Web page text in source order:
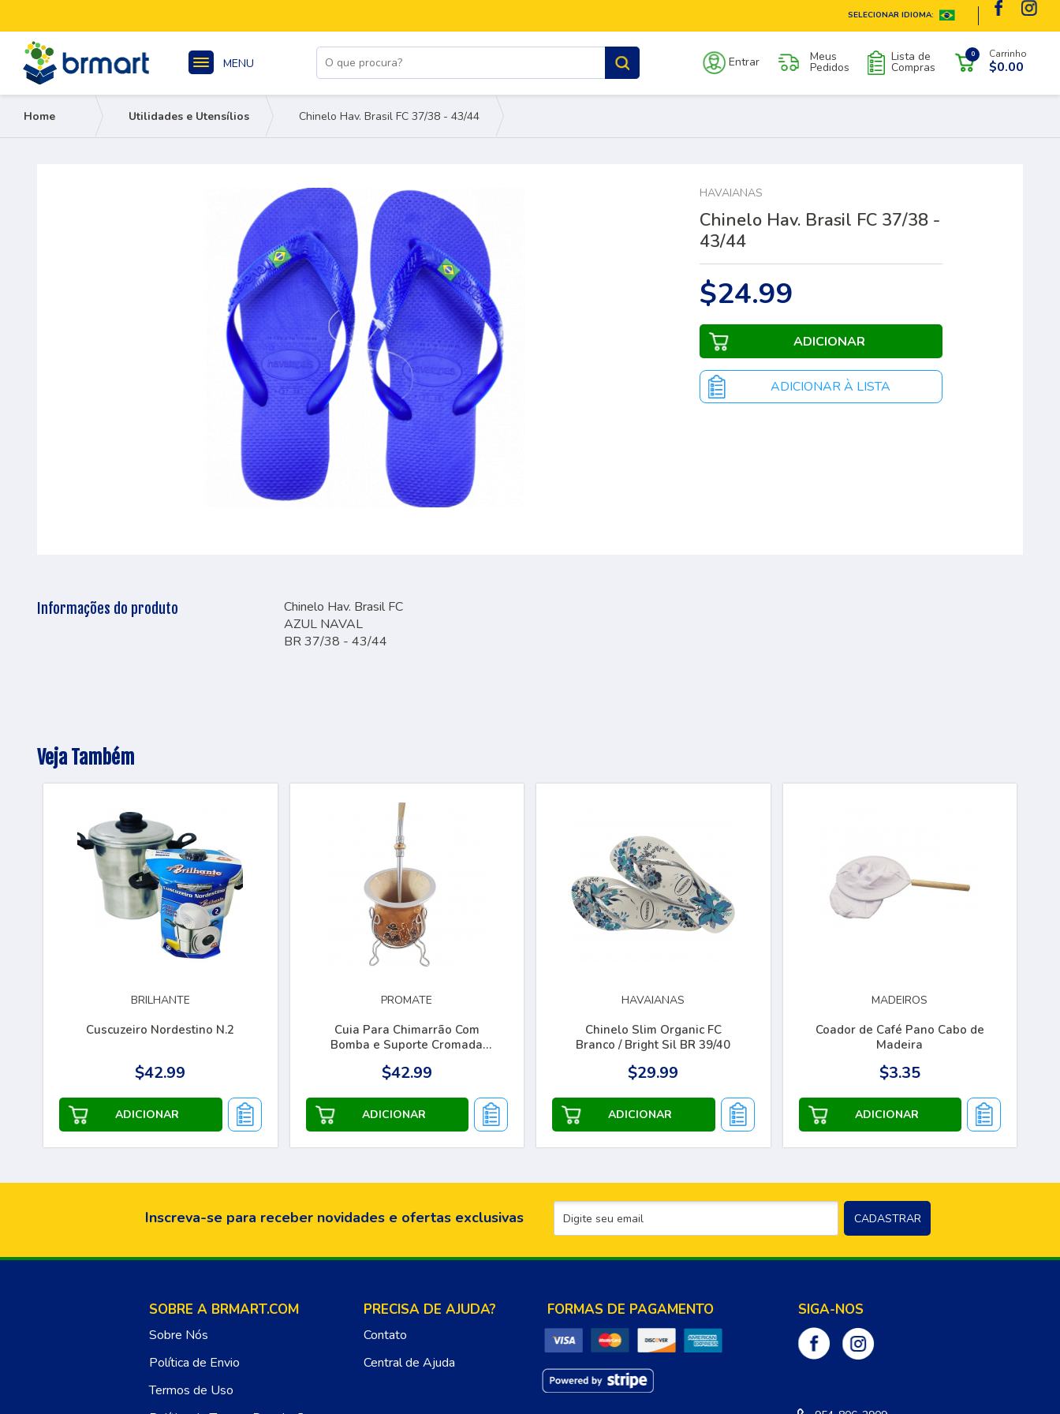
SELECIONAR IDIOMA:
MENU Entrar Meus
Pedidos
Lista de
Compras
0 Carrinho
$0.00
Home Utilidades e Utensílios Chinelo Hav. Brasil FC 37/38 - 43/44
HAVAIANAS
Chinelo Hav. Brasil FC 37/38 -
43/44
$24.99
Informações do produto
Chinelo Hav. Brasil FC
AZUL NAVAL
BR 37/38 - 43/44
Veja Também
BRILHANTE
Cuscuzeiro Nordestino N.2
$42.99
PROMATE
Cuia Para Chimarrão Com
Bomba e Suporte Cromada
$42.99
HAVAIANAS
Chinelo Slim Organic FC
Branco / Bright Sil BR 39/40
$29.99
MADEIROS
Coador de Café Pano Cabo de
Madeira
$3.35
Inscreva-se para receber novidades e ofertas exclusivas
SOBRE A BRMART.COM
Sobre Nós
Política de Envio
Termos de Uso
PRECISA DE AJUDA?
Contato
Central de Ajuda
FORMAS DE PAGAMENTO SIGA-NOS